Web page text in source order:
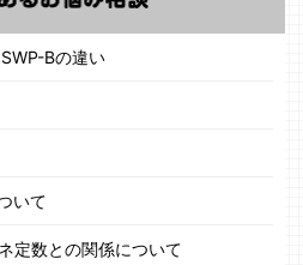
Bの違い
いて
定数との関係について